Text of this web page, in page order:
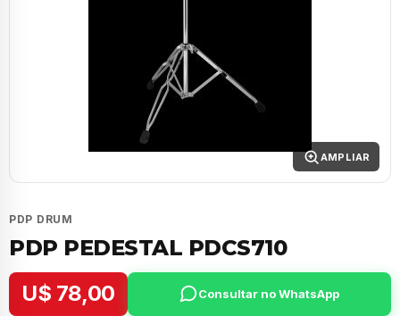
AMPLIAR
PDP DRUM
PDP PEDESTAL PDCS710
U$ 78,00
Consultar no WhatsApp